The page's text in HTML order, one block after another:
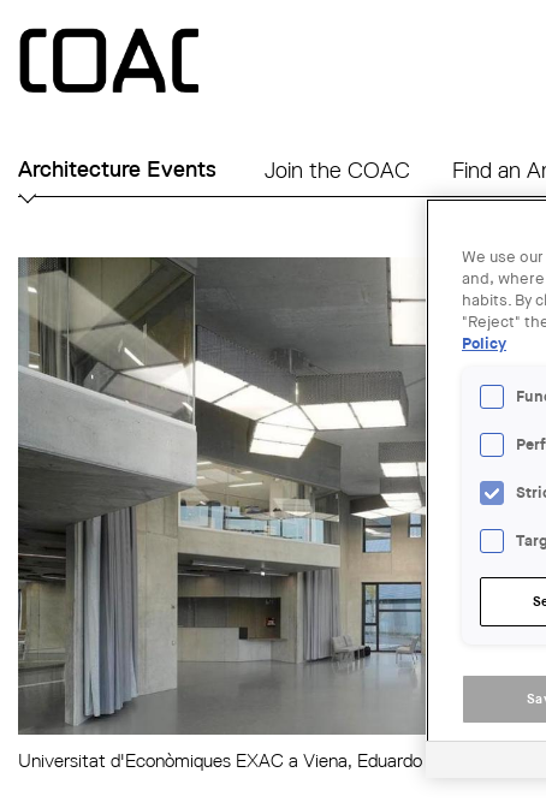
Architecture Events Join the COAC Find an
Universitat d'Econòmiques EXAC a Viena, Eduardo Arroyo.
We use
and,
habits. By
"Reject"
Policy